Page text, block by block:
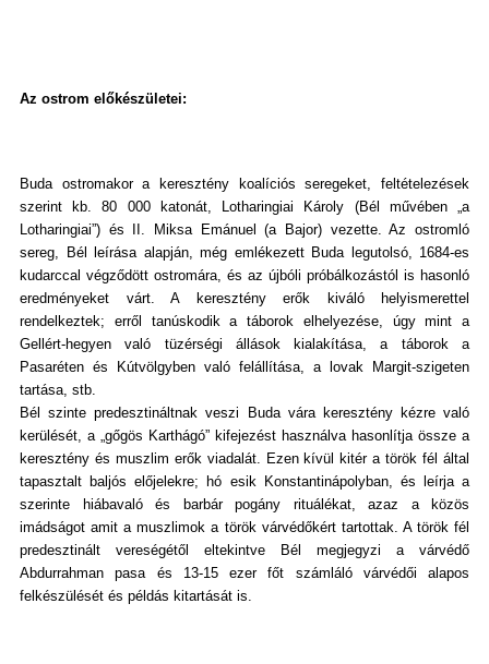
Az ostrom előkészületei:
Buda ostromakor a keresztény koalíciós seregeket, feltételezések
szerint kb. 80 000 katonát, Lotharingiai Károly (Bél művében „a
Lotharingiai”) és II. Miksa Emánuel (a Bajor) vezette. Az ostromló
sereg, Bél leírása alapján, még emlékezett Buda legutolsó, 1684-es
kudarccal végződött ostromára, és az újbóli próbálkozástól is hasonló
eredményeket várt. A keresztény erők kiváló helyismerettel
rendelkeztek; erről tanúskodik a táborok elhelyezése, úgy mint a
Gellért-hegyen való tüzérségi állások kialakítása, a táborok a
Pasaréten és Kútvölgyben való felállítása, a lovak Margit-szigeten
tartása, stb.
Bél szinte predesztináltnak veszi Buda vára keresztény kézre való
kerülését, a „gőgös Karthágó” kifejezést használva hasonlítja össze a
keresztény és muszlim erők viadalát. Ezen kívül kitér a török fél által
tapasztalt baljós előjelekre; hó esik Konstantinápolyban, és leírja a
szerinte hiábavaló és barbár pogány rituálékat, azaz a közös
imádságot amit a muszlimok a török várvédőkért tartottak. A török fél
predesztinált vereségétől eltekintve Bél megjegyzi a várvédő
Abdurrahman pasa és 13-15 ezer főt számláló várvédői alapos
felkészülését és példás kitartását is.